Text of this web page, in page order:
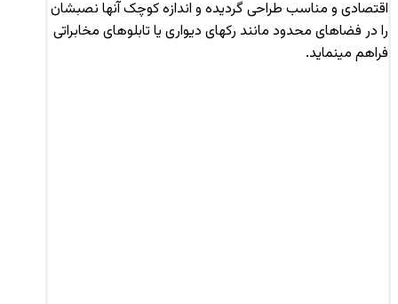
اقتصادی و مناسب طراحی گردیده و اندازه کوچک آنها نصبشان
را در فضاهای محدود مانند رکهای دیواری یا تابلوهای مخابراتی
فراهم مینماید.